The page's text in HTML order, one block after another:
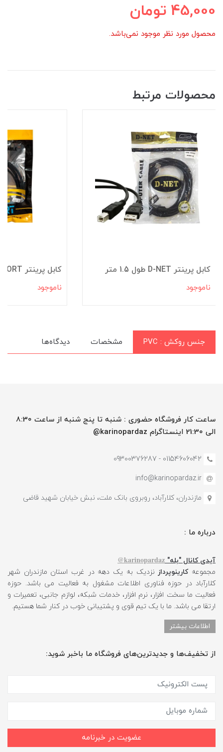
45,000 تومان
محصول مورد نظر موجود نمی‌باشد.
محصولات مرتبط
کابل پرینتر D-NET طول 1.5 متر
ناموجود
کابل پرینتر EFFORT طول 1.5 متر
ناموجود
جنس روکش : PVC مشخصات دیدگاه‌ها
ساعت کار فروشگاه حضوری : شنبه تا پنج شنبه از ساعت 8:30
الی 21:30 اینستاگرام karinopardaz@
01154606042 - 09300376287
info@karinopardaz.ir
مازندران، کلارآباد، روبروی بانک ملت، نبش خیابان شهید قاضی
درباره ما :
آیدی کانال "بله" karinopardaz@
مجموعهکارینوپرداز نزدیک به یک دهه در غرب استان مازندران شهر
کلارآباد در حوزه فناوری اطلاعات مشغول به فعالیت می باشد. حوزه
فعالیت ما سخت افزار، نرم افزار، خدمات شبکه، لوازم جانبی، تعمیرات و
ارتقا می باشد. ما با یک تیم قوی و پشتیبانی خوب در کنار شما هستیم.
اطلاعات بیشتر
از تخفیف‌ها و جدیدترین‌های فروشگاه ما باخبر شوید:
عضویت در خبرنامه